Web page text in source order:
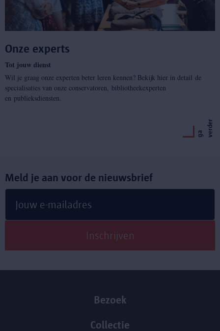
Onze experts
Tot jouw dienst
Wil je graag onze experten beter leren kennen? Bekijk hier in detail de
specialisaties van onze conservatoren, bibliotheekexperten
en publieksdiensten.
g
a
v
e
r
d
e r
Meld je aan voor de nieuwsbrief
Bezoek
Collectie